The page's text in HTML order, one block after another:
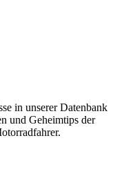
in unserer Datenbank
und Geheimtips der